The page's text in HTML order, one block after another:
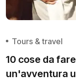
Tours & travel
10 cose da
un'avventura